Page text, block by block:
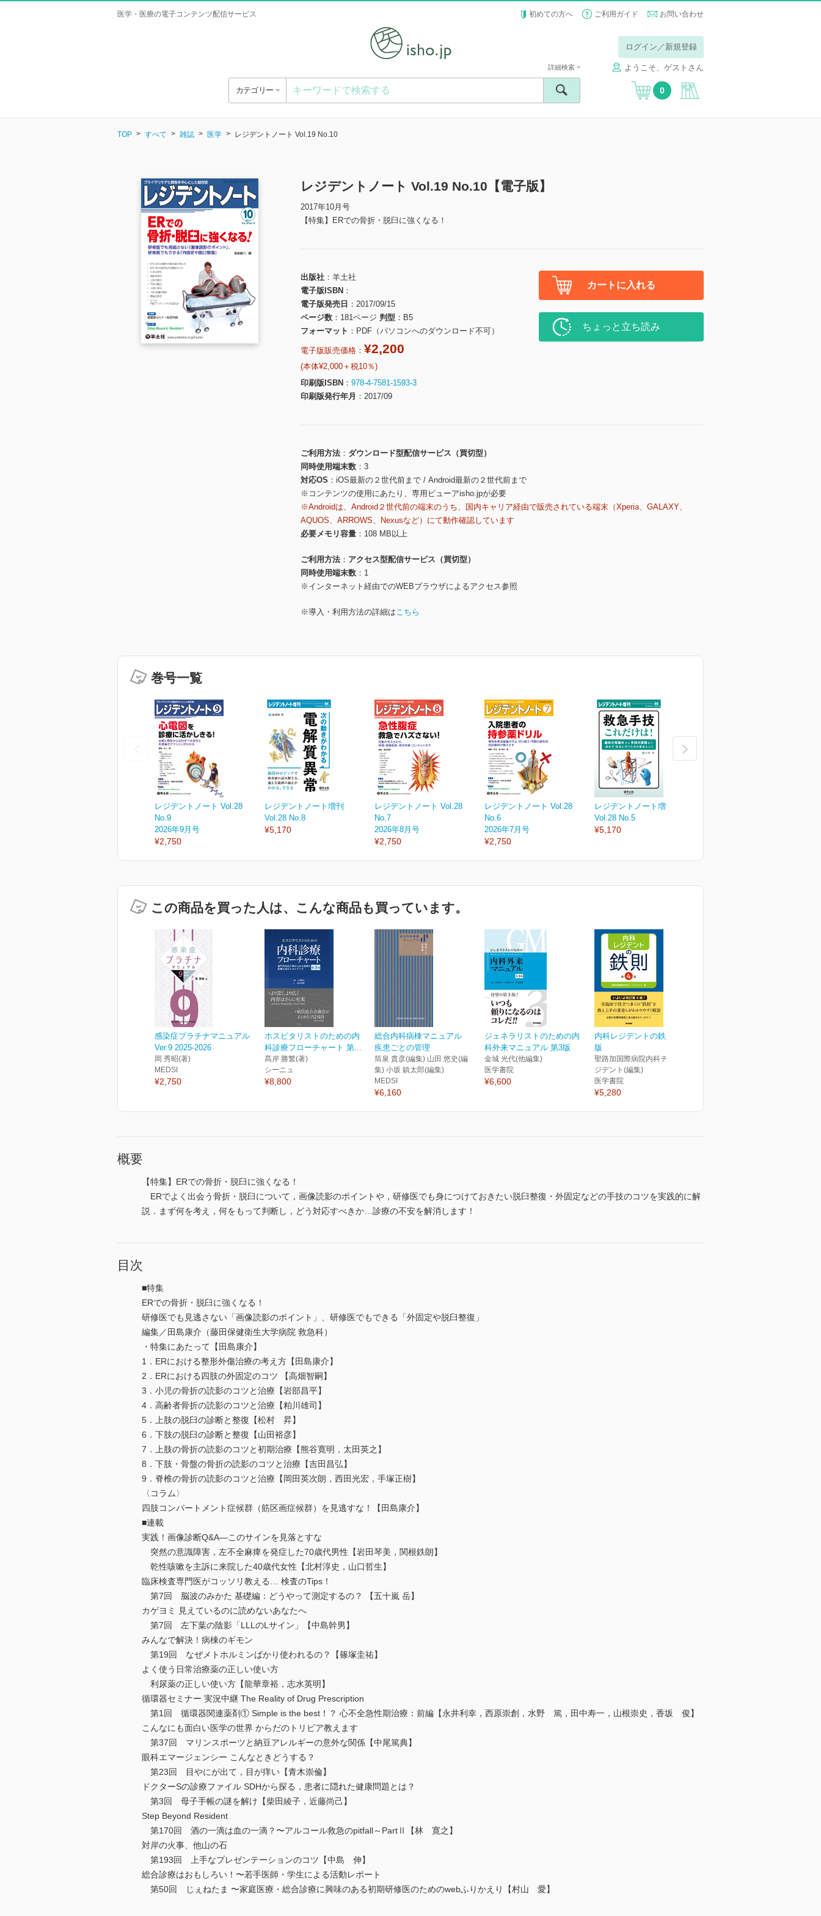
医学・医療の電子コンテンツ配信サービス 初めての方へ ご利用ガイド お問い合わせ
ログイン／新規登録
ようこそ、ゲストさん
カテゴリー
詳細検索
0
TOP すべて 雑誌 医学 レジデントノート Vol.19 No.10
レジデントノート Vol.19 No.10【電子版】
2017年10月号
【特集】ERでの骨折・脱臼に強くなる！
出版社
羊土社
電子版ISBN
電子版発売日
2017/09/15
ページ数
181ページ 判型
B5
フォーマット
PDF（パソコンへのダウンロード不可）
電子版販売価格： ¥2,200
(本体¥2,000＋税10％)
印刷版ISBN
978-4-7581-1593-3
印刷版発行年月
2017/09
カートに入れる
ちょっと立ち読み
ご利用方法
ダウンロード型配信サービス（買切型）
同時使用端末数
3
対応OS
iOS最新の２世代前まで / Android最新の２世代前まで
※コンテンツの使用にあたり、専用ビューアisho.jpが必要
※Androidは、Android２世代前の端末のうち、国内キャリア経由で販売されている端末（Xperia、GALAXY、
AQUOS、ARROWS、Nexusなど）にて動作確認しています
必要メモリ容量
108 MB以上
ご利用方法
アクセス型配信サービス（買切型）
同時使用端末数
1
※インターネット経由でのWEBブラウザによるアクセス参照
※導入・利用方法の詳細はこちら
巻号一覧
レジデントノート Vol.28
No.9
2026年9月号
¥2,750
レジデントノート増刊
Vol.28 No.8
¥5,170
レジデントノート Vol.28
No.7
2026年8月号
¥2,750
レジデントノート Vol.28
No.6
2026年7月号
¥2,750
レジデントノート増刊
Vol.28 No.5
¥5,170
この商品を買った人は、こんな商品も買っています。
感染症プラチナマニュアル
Ver.9 2025-2026
岡 秀昭(著)
MEDSI
¥2,750
ホスピタリストのための内
科診療フローチャート 第...
髙岸 勝繁(著)
シーニュ
¥8,800
総合内科病棟マニュアル
疾患ごとの管理
筒泉 貴彦(編集) 山田 悠史(編
集) 小坂 鎮太郎(編集)
MEDSI
¥6,160
ジェネラリストのための内
科外来マニュアル 第3版
金城 光代(他編集)
医学書院
¥6,600
内科レジデントの鉄則 第4
版
聖路加国際病院内科チーフレ
ジデント(編集)
医学書院
¥5,280
概要
【特集】ERでの骨折・脱臼に強くなる！
ERでよく出会う骨折・脱臼について，画像読影のポイントや，研修医でも身につけておきたい脱臼整復・外固定などの手技のコツを実践的に解
説．まず何を考え，何をもって判断し，どう対応すべきか…診療の不安を解消します！
目次
■特集
ERでの骨折・脱臼に強くなる！
研修医でも見逃さない「画像読影のポイント」、研修医でもできる「外固定や脱臼整復」
編集／田島康介（藤田保健衛生大学病院 救急科）
・特集にあたって【田島康介】
1．ERにおける整形外傷治療の考え方【田島康介】
2．ERにおける四肢の外固定のコツ 【高畑智嗣】
3．小児の骨折の読影のコツと治療【岩部昌平】
4．高齢者骨折の読影のコツと治療【粕川雄司】
5．上肢の脱臼の診断と整復【松村 昇】
6．下肢の脱臼の診断と整復【山田裕彦】
7．上肢の骨折の読影のコツと初期治療【熊谷寛明，太田英之】
8．下肢・骨盤の骨折の読影のコツと治療【吉田昌弘】
9．脊椎の骨折の読影のコツと治療【岡田英次朗，西田光宏，手塚正樹】
〈コラム〉
四肢コンパートメント症候群（筋区画症候群）を見逃すな！【田島康介】
■連載
実践！画像診断Q&A―このサインを見落とすな
突然の意識障害，左不全麻痺を発症した70歳代男性【岩田琴美，関根鉄朗】
乾性咳嗽を主訴に来院した40歳代女性【北村淳史，山口哲生】
臨床検査専門医がコッソリ教える… 検査のTips！
第7回 脳波のみかた 基礎編：どうやって測定するの？ 【五十嵐 岳】
カゲヨミ 見えているのに読めないあなたへ
第7回 左下葉の陰影「LLLのLサイン」【中島幹男】
みんなで解決！病棟のギモン
第19回 なぜメトホルミンばかり使われるの？【篠塚圭祐】
よく使う日常治療薬の正しい使い方
利尿薬の正しい使い方【龍華章裕，志水英明】
循環器セミナー 実況中継 The Reality of Drug Prescription
第1回 循環器関連薬剤① Simple is the best！？ 心不全急性期治療：前編【永井利幸，西原崇創，水野 篤，田中寿一，山根崇史，香坂 俊】
こんなにも面白い医学の世界 からだのトリビア教えます
第37回 マリンスポーツと納豆アレルギーの意外な関係【中尾篤典】
眼科エマージェンシー こんなときどうする？
第23回 目やにが出て，目が痒い【青木崇倫】
ドクターSの診療ファイル SDHから探る，患者に隠れた健康問題とは？
第3回 母子手帳の謎を解け【柴田綾子，近藤尚己】
Step Beyond Resident
第170回 酒の一滴は血の一滴？〜アルコール救急のpitfall～PartⅡ【林 寛之】
対岸の火事、他山の石
第193回 上手なプレゼンテーションのコツ【中島 伸】
総合診療はおもしろい！〜若手医師・学生による活動レポート
第50回 じぇねたま 〜家庭医療・総合診療に興味のある初期研修医のためのwebふりかえり【村山 愛】